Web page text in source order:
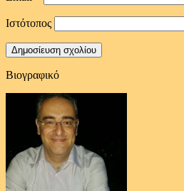
Ιστότοπος
Βιογραφικό